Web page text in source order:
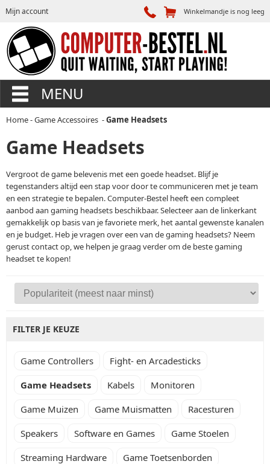
Mijn account Winkelmandje is nog leeg
MENU
Home-Game Accessoires -Game Headsets
Game Headsets
Vergroot de game belevenis met een goede headset. Blijf je
tegenstanders altijd een stap voor door te communiceren met je team
en een strategie te bepalen. Computer-Bestel heeft een compleet
aanbod aan gaming headsets beschikbaar. Selecteer aan de linkerkant
gemakkelijk op basis van je favoriete merk, het aantal gewenste kanalen
en je budget. Heb je vragen over een van de gaming headsets? Neem
gerust contact op, we helpen je graag verder om de beste gaming
headset te kopen!
FILTER JE KEUZE
Game Controllers
Fight- en Arcadesticks
Game Headsets
Kabels
Monitoren
Game Muizen
Game Muismatten
Racesturen
Speakers
Software en Games
Game Stoelen
Streaming Hardware
Game Toetsenborden